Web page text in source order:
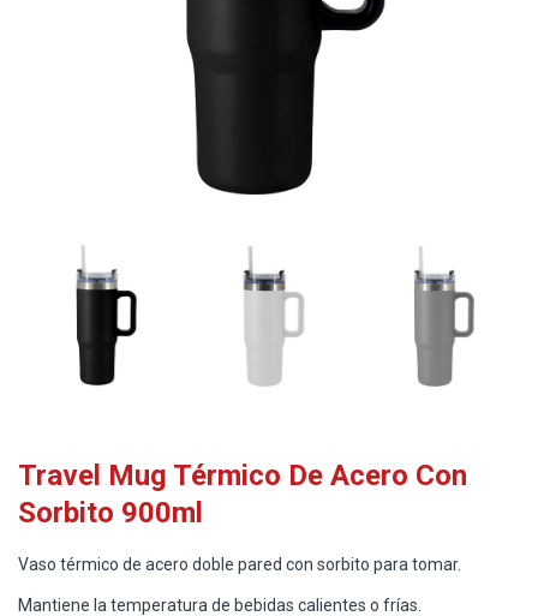
Travel Mug Térmico De Acero Con
Sorbito 900ml
Vaso térmico de acero doble pared con sorbito para tomar.
Mantiene la temperatura de bebidas calientes o frías.